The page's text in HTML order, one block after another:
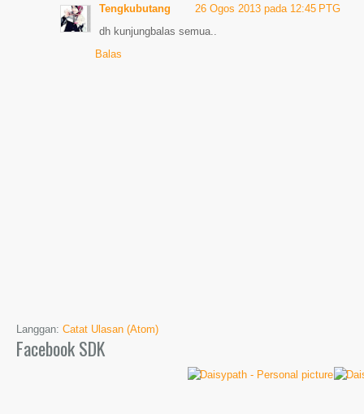
Tengkubutang
26 Ogos 2013 pada 12:45 PTG
dh kunjungbalas semua..
Balas
Langgan: Catat Ulasan (Atom)
Facebook SDK